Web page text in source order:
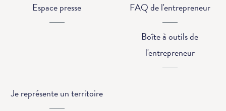
Espace presse FAQ de l'entrepreneur
Boîte à outils de
l'entrepreneur
Je représente un territoire